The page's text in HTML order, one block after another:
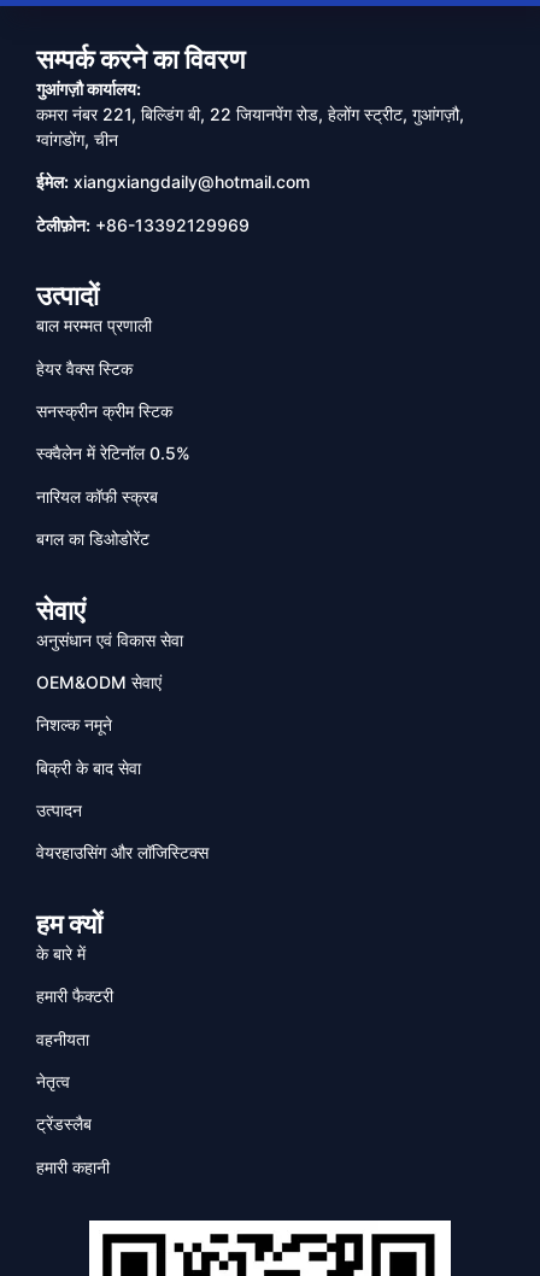
सम्पर्क करने का विवरण
गुआंगज़ौ कार्यालय:
कमरा नंबर 221, बिल्डिंग बी, 22 जियानपेंग रोड, हेलोंग स्ट्रीट, गुआंगज़ौ,
ग्वांगडोंग, चीन
ईमेल: xiangxiangdaily@hotmail.com
टेलीफ़ोन: +86-13392129969
उत्पादों
बाल मरम्मत प्रणाली
हेयर वैक्स स्टिक
सनस्क्रीन क्रीम स्टिक
स्क्वैलेन में रेटिनॉल 0.5%
नारियल कॉफी स्क्रब
बगल का डिओडोरेंट
सेवाएं
अनुसंधान एवं विकास सेवा
OEM&ODM सेवाएं
निशल्क नमूने
बिक्री के बाद सेवा
उत्पादन
वेयरहाउसिंग और लॉजिस्टिक्स
हम क्यों
के बारे में
हमारी फैक्टरी
वहनीयता
नेतृत्व
ट्रेंडस्लैब
हमारी कहानी